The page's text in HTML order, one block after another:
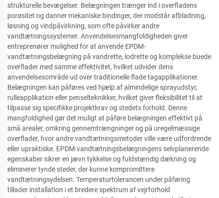
strukturelle bevægelser. Belægningen trænger ind i overfladens
porøsitet og danner mekaniske bindinger, der modstår afbladning,
løsning og vindpåvirkning, som ofte påvirker andre
vandtætningssystemer. Anvendelsesmangfoldigheden giver
entreprenører mulighed for at anvende EPDM-
vandtætningsbelægning på vandrette, lodrette og komplekse buede
overflader med samme effektivitet, hvilket udvider dens
anvendelsesområde ud over traditionelle flade tagapplikationer.
Belægningen kan påføres ved hjælp af almindelige sprayudstyr,
rulleapplikation eller penselteknikker, hvilket giver fleksibilitet til at
tilpasse sig specifikke projektkrav og stedets forhold. Denne
mangfoldighed gør det muligt at påføre belægningen effektivt på
små arealer, omkring gennemtrængninger og på uregelmæssige
overflader, hvor andre vandtætningsmetoder ville være udfordrende
eller upraktiske. EPDM-vandtætningsbelægningens selvplanerende
egenskaber sikrer en jævn tykkelse og fuldstændig dækning og
eliminerer tynde steder, der kunne kompromittere
vandtætningsydelsen. Temperaturtolerancen under påføring
tillader installation i et bredere spektrum af vejrforhold